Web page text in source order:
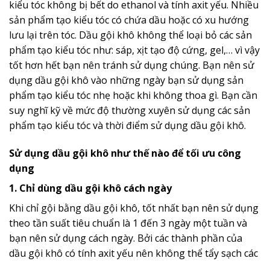
kiểu tóc không bị bết do ethanol và tính axit yếu. Nhiều
sản phẩm tạo kiểu tóc có chứa dầu hoặc có xu hướng
lưu lại trên tóc. Dầu gội khô không thể loại bỏ các sản
phẩm tạo kiểu tóc như: sáp, xịt tạo độ cứng, gel,… vì vậy
tốt hơn hết bạn nên tránh sử dụng chúng. Bạn nên sử
dụng dầu gội khô vào những ngày bạn sử dụng sản
phẩm tạo kiểu tóc nhẹ hoặc khi không thoa gì. Bạn cần
suy nghĩ kỹ về mức độ thường xuyên sử dụng các sản
phẩm tạo kiểu tóc và thời điểm sử dụng dầu gội khô.
Sử dụng dầu gội khô như thế nào để tối ưu công
dụng
1. Chỉ dùng dầu gội khô cách ngày
Khi chỉ gội bằng dầu gội khô, tốt nhất bạn nên sử dụng
theo tần suất tiêu chuẩn là 1 đến 3 ngày một tuần và
bạn nên sử dụng cách ngày. Bởi các thành phần của
dầu gội khô có tính axit yếu nên không thể tẩy sạch các